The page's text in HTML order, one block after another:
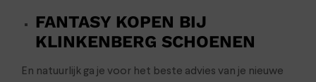
FANTASY KOPEN BIJ
KLINKENBERG SCHOENEN
En natuurlijk ga je voor het beste advies van je nieuwe